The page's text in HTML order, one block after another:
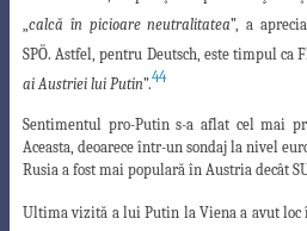
calcă în picioare neutralitatea”, a
SPÖ. Astfel, pentru Deutsch, este timpul ca
ai Austriei lui Putin”.44
Sentimentul pro-Putin s-a aflat cel mai
Aceasta, deoarece într-un sondaj la nivel
Rusia a fost mai populară în Austria decât
Ultima vizită a lui Putin la Viena a avut loc